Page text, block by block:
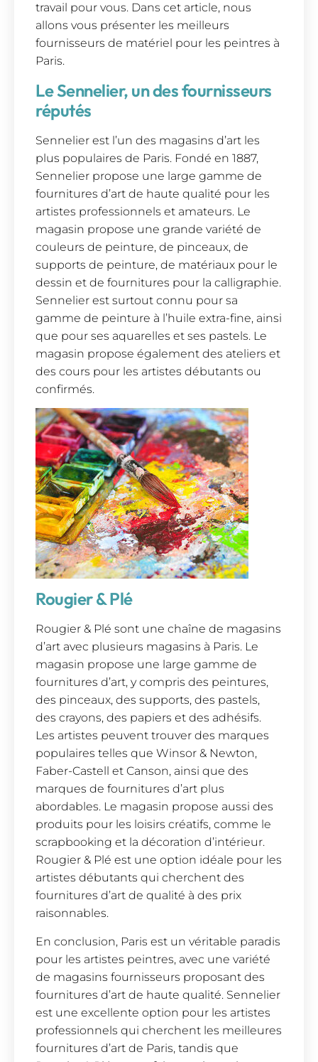
travail pour vous. Dans cet article, nous
allons vous présenter les meilleurs
fournisseurs de matériel pour les peintres à
Paris.
Le Sennelier, un des fournisseurs
réputés
Sennelier est l’un des magasins d’art les
plus populaires de Paris. Fondé en 1887,
Sennelier propose une large gamme de
fournitures d’art de haute qualité pour les
artistes professionnels et amateurs. Le
magasin propose une grande variété de
couleurs de peinture, de pinceaux, de
supports de peinture, de matériaux pour le
dessin et de fournitures pour la calligraphie.
Sennelier est surtout connu pour sa
gamme de peinture à l’huile extra-fine, ainsi
que pour ses aquarelles et ses pastels. Le
magasin propose également des ateliers et
des cours pour les artistes débutants ou
confirmés.
Rougier & Plé
Rougier & Plé sont une chaîne de magasins
d’art avec plusieurs magasins à Paris. Le
magasin propose une large gamme de
fournitures d’art, y compris des peintures,
des pinceaux, des supports, des pastels,
des crayons, des papiers et des adhésifs.
Les artistes peuvent trouver des marques
populaires telles que Winsor & Newton,
Faber-Castell et Canson, ainsi que des
marques de fournitures d’art plus
abordables. Le magasin propose aussi des
produits pour les loisirs créatifs, comme le
scrapbooking et la décoration d’intérieur.
Rougier & Plé est une option idéale pour les
artistes débutants qui cherchent des
fournitures d’art de qualité à des prix
raisonnables.
En conclusion, Paris est un véritable paradis
pour les artistes peintres, avec une variété
de magasins fournisseurs proposant des
fournitures d’art de haute qualité. Sennelier
est une excellente option pour les artistes
professionnels qui cherchent les meilleures
fournitures d’art de Paris, tandis que